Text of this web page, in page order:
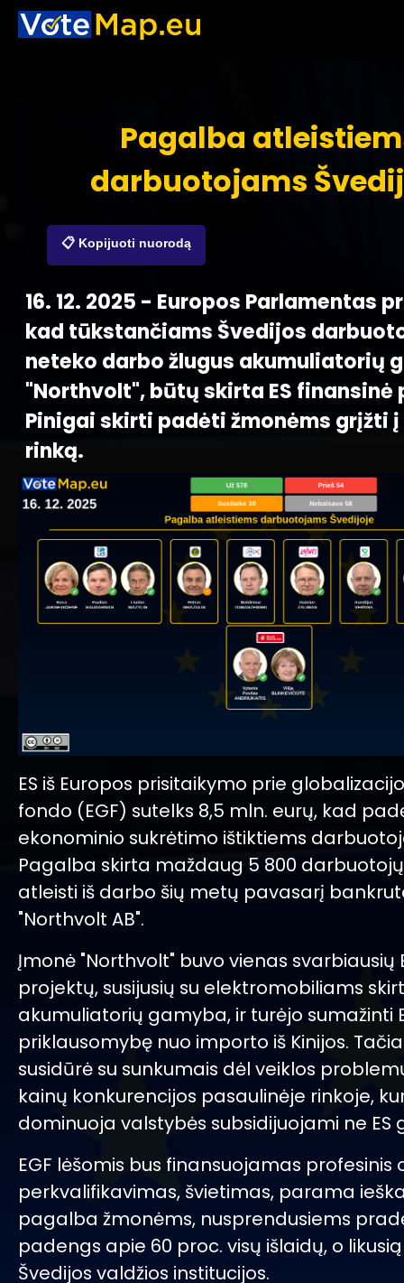
Pagalba
darbuotojams
📋 Kopijuoti nuorodą
16. 12. 2025 - Europos Parlamentas
kad tūkstančiams Švedijos
neteko darbo žlugus akumuliatorių
"Northvolt", būtų skirta ES finansinė
Pinigai skirti padėti žmonėms grįžti
rinką.
ES iš Europos prisitaikymo prie
fondo (EGF) sutelks 8,5 mln. eurų, kad
ekonominio sukrėtimo ištiktiems
Pagalba skirta maždaug 5 800
atleisti iš darbo šių metų pavasarį
"Northvolt AB".
Įmonė "Northvolt" buvo vienas svarbiausių
projektų, susijusių su elektromobiliams
akumuliatorių gamyba, ir turėjo sumažinti
priklausomybę nuo importo iš Kinijos.
susidūrė su sunkumais dėl veiklos
kainų konkurencijos pasaulinėje rinkoje,
dominuoja valstybės subsidijuojami ne ES
EGF lėšomis bus finansuojamas profesinis
perkvalifikavimas, švietimas, parama
pagalba žmonėms, nusprendusiems
padengs apie 60 proc. visų išlaidų, o
Švedijos valdžios institucijos.